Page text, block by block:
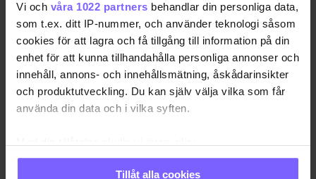
Vi och våra 1022 partners behandlar din personliga data,
som t.ex. ditt IP-nummer, och använder teknologi såsom
cookies för att lagra och få tillgång till information på din
enhet för att kunna tillhandahålla personliga annonser och
innehåll, annons- och innehållsmätning, åskådarinsikter
och produktutveckling. Du kan själv välja vilka som får
använda din data och i vilka syften.
Samla in information om din geografiska plats
Tillåt alla cookies
KÖPENHAMN PRIDE PRIDE 2023
DELA DEN HÄR ARTIKELN